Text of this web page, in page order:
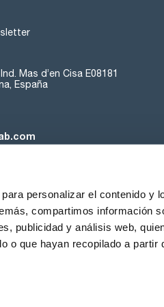
personalizar el contenido y
compartimos información
publicidad y análisis web,
o que hayan recopilado a partir
Mas d’en Cisa E08181
España
Contacta Noticias